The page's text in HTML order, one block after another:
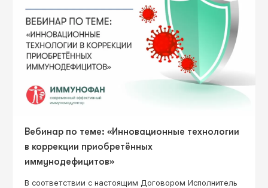
Вебинар по теме: «Инновационные технологии
в коррекции приобретённых
иммунодефицитов»
В соответствии с настоящим Договором Исполнитель